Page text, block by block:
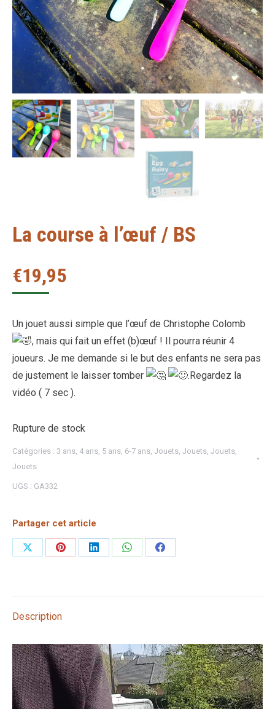
La course à l’œuf / BS
€19,95
Un jouet aussi simple que l’œuf de Christophe Colomb
, mais qui fait un effet (b)œuf ! Il pourra réunir 4
joueurs. Je me demande si le but des enfants ne sera pas
de justement le laisser tomber
.Regardez la
vidéo ( 7 sec ).
Rupture de stock
Catégories : 3 ans, 4 ans, 5 ans, 6-7 ans, Jouets, Jouets, Jouets,
Jouets
UGS : GA332
Partager cet article
PartagerPartagerPartagerPartagerPartager
Description
Lecteur
vidéo